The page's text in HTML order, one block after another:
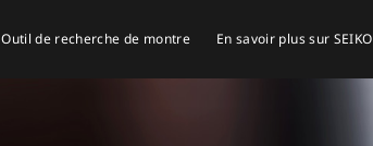
Outil de recherche de montre En savoir plus sur SEIKO